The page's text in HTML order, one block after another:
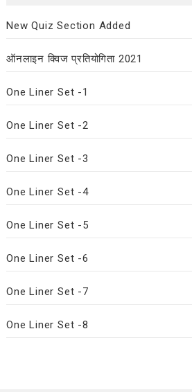
New Quiz Section Added
ऑनलाइन क्विज प्रतियोगिता 2021
One Liner Set -1
One Liner Set -2
One Liner Set -3
One Liner Set -4
One Liner Set -5
One Liner Set -6
One Liner Set -7
One Liner Set -8